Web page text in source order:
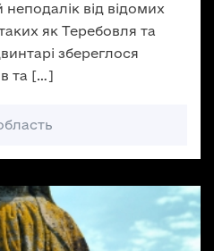
від відомих
як Теребовля та
збереглося
та […]